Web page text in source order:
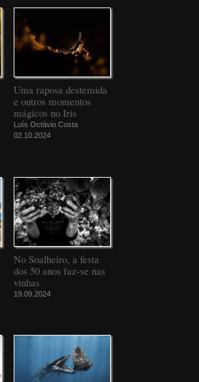
Uma raposa destemida
e outros momentos
mágicos no Iris
Luís Octávio Costa
02.10.2024
No Soalheiro, a festa
dos 50 anos faz-se nas
vinhas
19.09.2024